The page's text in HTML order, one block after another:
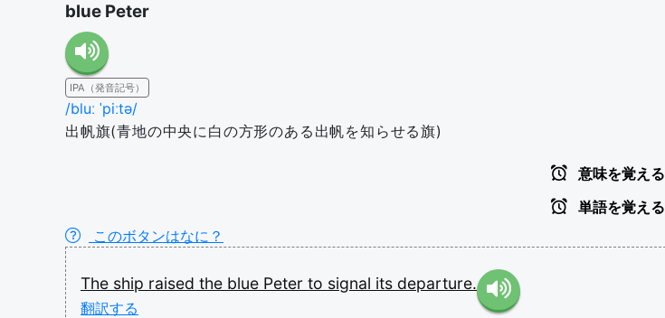
blue Peter
IPA（発音記号）
/bluː ˈpiːtə/
出帆旗(青地の中央に白の方形のある出帆を知らせる旗)
意味を覚える
単語を覚える
このボタンはなに？
The ship raised the blue Peter to signal its departure.
翻訳する